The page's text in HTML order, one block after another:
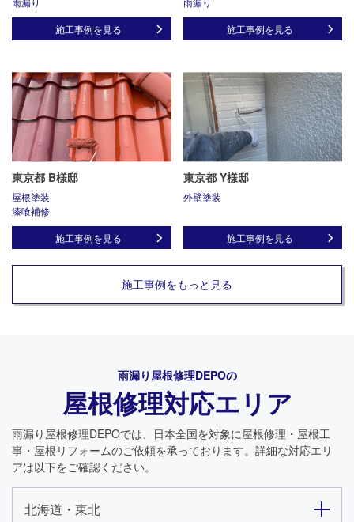
施工事例を見る
施工事例を見る
東京都 B様邸
屋根塗装
漆喰補修
施工事例を見る
東京都 Y様邸
外壁塗装
施工事例を見る
施工事例をもっと見る
雨漏り屋根修理DEPOの
屋根修理対応エリア
雨漏り屋根修理DEPOでは、日本全国を対象に屋根修理・屋根工
事・屋根リフォームのご依頼を承っております。詳細な対応エリ
アは以下をご確認ください。
北海道・東北